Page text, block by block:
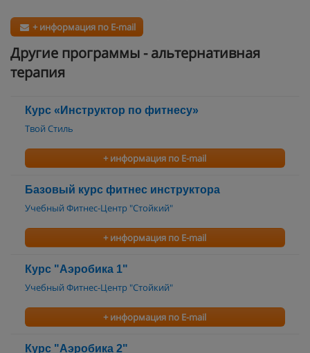
+ информация по E-mail
Другие программы - альтернативная
терапия
Курс «Инструктор по фитнесу»
Твой Стиль
+ информация по E-mail
Базовый курс фитнес инструктора
Учебный Фитнес-Центр "Стойкий"
+ информация по E-mail
Курс "Аэробика 1"
Учебный Фитнес-Центр "Стойкий"
+ информация по E-mail
Курс "Аэробика 2"